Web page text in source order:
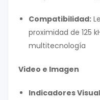
Compatibilidad:
proximidad de 125
multitecnología
Video e Imagen
Indicadores